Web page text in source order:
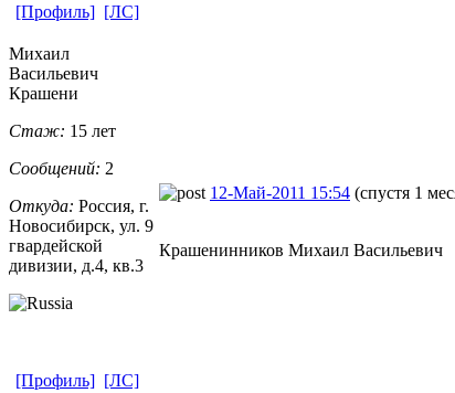
[Профиль] [ЛС]
Михаил
Васильевич
Крашени
Стаж: 15 лет
Сообщений: 2
Откуда: Россия, г.
Новосибирск, ​ ул. 9
гвардейской
дивизии, д.4, кв.3
12-Май-2011 15:54 (спустя 1
Крашенинников Михаил Васильевич
[Профиль] [ЛС]